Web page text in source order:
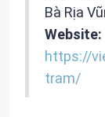
Bà Rịa
Website:
https://
tram/